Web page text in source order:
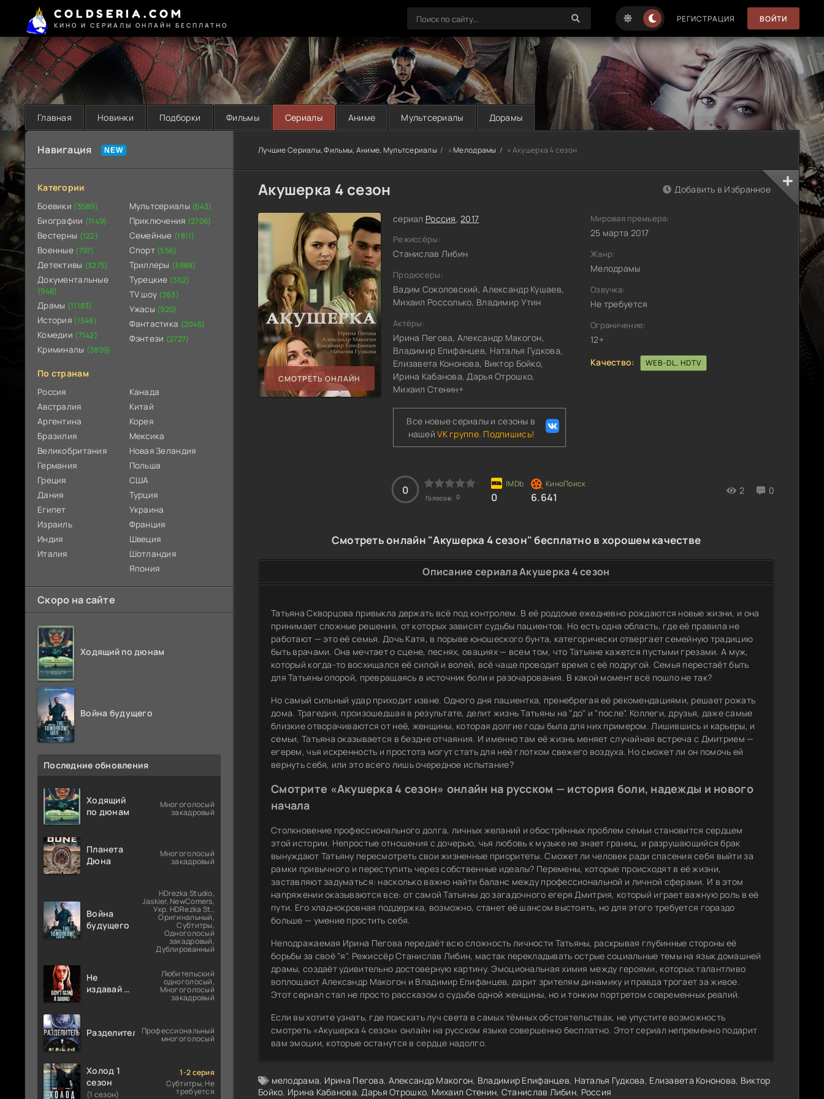
COLDSERIA.COM
КИНО И СЕРИАЛЫ ОНЛАЙН БЕСПЛАТНО
РЕГИСТРАЦИЯ ВОЙТИ
Главная Новинки Подборки Фильмы Сериалы Аниме Мультсериалы Дорамы
Навигация
Категории
Боевики (3589)
Биографии (1149)
Вестерны (122)
Военные (797)
Детективы (3275)
Документальные
(948)
Драмы (11183)
История (1348)
Комедии (7142)
Криминалы (3809)
Мультсериалы (643)
Приключения (2706)
Семейные (1811)
Спорт (556)
Триллеры (3888)
Турецкие (362)
TV шоу (263)
Ужасы (920)
Фантастика (2046)
Фэнтези (2727)
По странам
Россия
Австралия
Аргентина
Бразилия
Великобритания
Германия
Греция
Дания
Египет
Израиль
Индия
Италия
Канада
Китай
Корея
Мексика
Новая Зеландия
Польша
США
Турция
Украина
Франция
Швеция
Шотландия
Япония
Скоро на сайте
Ходящий по дюнам
Война будущего
Последние обновления
Ходящий
по дюнам
Многоголосый
закадровый
Планета
Дюна
Многоголосый
закадровый
Война
будущего
HDrezka Studio,
Jaskier, NewComers,
Укр. HDRezka St.,
Оригинальный,
Субтитры,
Одноголосый
закадровый,
Дублированный
Не
издавай ни
Любительский
одноголосый,
Многоголосый
закадровый
РазделительПрофессиональный
многоголосый
Холод 1
сезон
(1 сезон)
1-2 серия
Субтитры, Не
требуется
Лучшие Сериалы, Фильмы, Аниме, Мультсериалы »Мелодрамы » Акушерка 4 сезон
Акушерка 4 сезон
СМОТРЕТЬ ОНЛАЙН
сериал Россия,2017
Режиссёры:
Станислав Либин
Продюсеры:
Вадим Соколовский, Александр Кушаев,
Михаил Россолько, Владимир Утин
Актёры:
Ирина Пегова, Александр Макогон,
Владимир Епифанцев, Наталья Гудкова,
Елизавета Кононова, Виктор Бойко,
Ирина Кабанова, Дарья Отрошко,
Михаил Стенин+
Все новые сериалы и сезоны в
нашейVK группе. Подпишись!
0
Голосов: 0 0 6.641
2 0
Добавить в Избранное
Мировая премьера:
25 марта 2017
Жанр:
Мелодрамы
Озвучка:
Не требуется
Ограничение:
12+
Качество:
WEB-DL, HDTV
Смотреть онлайн "Акушерка 4 сезон" бесплатно в хорошем качестве
Описание сериала Акушерка 4 сезон
Татьяна Скворцова привыкла держать всё под контролем. В её роддоме ежедневно рождаются новые жизни, и она
принимает сложные решения, от которых зависят судьбы пациентов. Но есть одна область, где её правила не
работают — это её семья. Дочь Катя, в порыве юношеского бунта, категорически отвергает семейную традицию
быть врачами. Она мечтает о сцене, песнях, овациях — всем том, что Татьяне кажется пустыми грезами. А муж,
который когда-то восхищался её силой и волей, всё чаще проводит время с её подругой. Семья перестаёт быть
для Татьяны опорой, превращаясь в источник боли и разочарования. В какой момент всё пошло не так?
Но самый сильный удар приходит извне. Одного дня пациентка, пренебрегая её рекомендациями, решает рожать
дома. Трагедия, произошедшая в результате, делит жизнь Татьяны на "до" и "после". Коллеги, друзья, даже самые
близкие отворачиваются от неё, женщины, которая долгие годы была для них примером. Лишившись и карьеры, и
семьи, Татьяна оказывается в бездне отчаяния. И именно там её жизнь меняет случайная встреча с Дмитрием —
егерем, чья искренность и простота могут стать для неё глотком свежего воздуха. Но сможет ли он помочь ей
вернуть себя, или это всего лишь очередное испытание?
Смотрите «Акушерка 4 сезон» онлайн на русском — история боли, надежды и нового
начала
Столкновение профессионального долга, личных желаний и обострённых проблем семьи становится сердцем
этой истории. Непростые отношения с дочерью, чья любовь к музыке не знает границ, и разрушающийся брак
вынуждают Татьяну пересмотреть свои жизненные приоритеты. Сможет ли человек ради спасения себя выйти за
рамки привычного и переступить через собственные идеалы? Перемены, которые происходят в её жизни,
заставляют задуматься: насколько важно найти баланс между профессиональной и личной сферами. И в этом
напряжении оказываются все: от самой Татьяны до загадочного егеря Дмитрия, который играет важную роль в её
пути. Его хладнокровная поддержка, возможно, станет её шансом выстоять, но для этого требуется гораздо
больше — умение простить себя.
Неподражаемая Ирина Пегова передаёт всю сложность личности Татьяны, раскрывая глубинные стороны её
борьбы за своё "я". Режиссёр Станислав Либин, мастак перекладывать острые социальные темы на язык домашней
драмы, создаёт удивительно достоверную картину. Эмоциональная химия между героями, которых талантливо
воплощают Александр Макогон и Владимир Епифанцев, дарит зрителям динамику и правда трогает за живое.
Этот сериал стал не просто рассказом о судьбе одной женщины, но и тонким портретом современных реалий.
Если вы хотите узнать, где поискать луч света в самых тёмных обстоятельствах, не упустите возможность
смотреть «Акушерка 4 сезон» онлайн на русском языке совершенно бесплатно. Этот сериал непременно подарит
вам эмоции, которые останутся в сердце надолго.
мелодрама, Ирина Пегова, Александр Макогон, Владимир Епифанцев, Наталья Гудкова, Елизавета Кононова, Виктор
Бойко, Ирина Кабанова,Дарья Отрошко, Михаил Стенин, Станислав Либин, Россия